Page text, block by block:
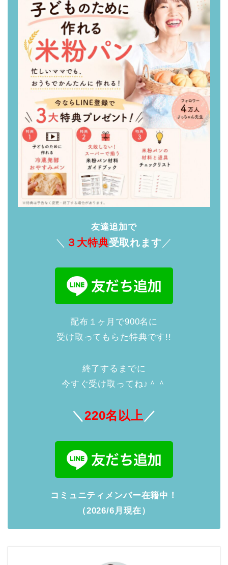
友達追加で
＼ ３大特典受取れます ／
配布１ヶ月で900名に
受け取ってもらた特典です!!
終了するまでに
今すぐ受け取ってね♪＾＾
＼ 220名以上／
コミュニティメンバー在籍中！
（2026/6月現在）